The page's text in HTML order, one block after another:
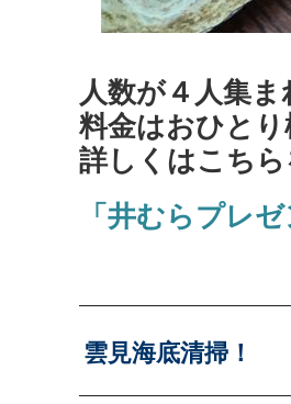
人数が４人集
料金はおひとり
詳しくはこち
「井むらプレ
雲見海底清掃！